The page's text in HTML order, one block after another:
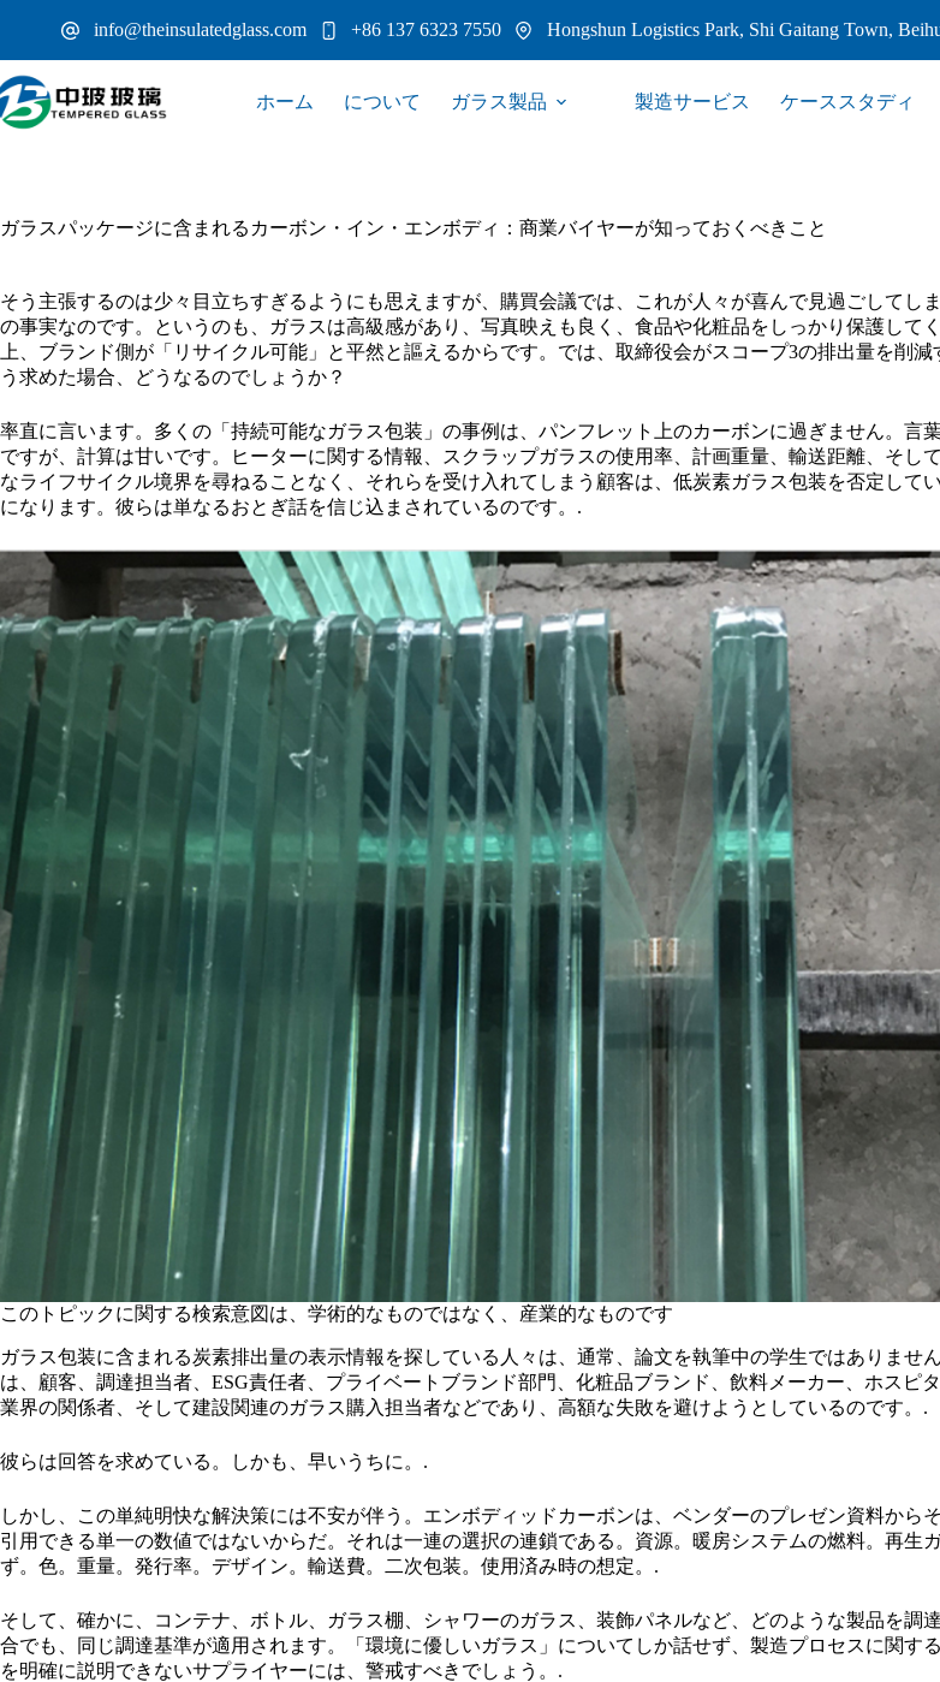
テ
ン
ツ
プ
info@theinsulatedglass.com +86 137 6323 7550 Hongshun Logistics Park, Shi Gaitang Town,
ホーム について ガラス製品 製造サービス ケーススタディ
ガラスパッケージに含まれるカーボン・イン・エンボディ：商業バイヤーが知っておくべきこと
そう主張するのは少々目立ちすぎるようにも思えますが、購買会議では、これが人々が喜んで見過ごしてし
の事実なのです。というのも、ガラスは高級感があり、写真映えも良く、食品や化粧品をしっかり保護して
上、ブランド側が「リサイクル可能」と平然と謳えるからです。では、取締役会がスコープ3の排出量を削減
う求めた場合、どうなるのでしょうか？
率直に言います。多くの「持続可能なガラス包装」の事例は、パンフレット上のカーボンに過ぎません。言
ですが、計算は甘いです。ヒーターに関する情報、スクラップガラスの使用率、計画重量、輸送距離、そし
なライフサイクル境界を尋ねることなく、それらを受け入れてしまう顧客は、低炭素ガラス包装を否定して
になります。彼らは単なるおとぎ話を信じ込まされているのです。.
このトピックに関する検索意図は、学術的なものではなく、産業的なものです
ガラス包装に含まれる炭素排出量の表示情報を探している人々は、通常、論文を執筆中の学生ではありませ
は、顧客、調達担当者、ESG責任者、プライベートブランド部門、化粧品ブランド、飲料メーカー、ホスピ
業界の関係者、そして建設関連のガラス購入担当者などであり、高額な失敗を避けようとしているのです。.
彼らは回答を求めている。しかも、早いうちに。.
しかし、この単純明快な解決策には不安が伴う。エンボディッドカーボンは、ベンダーのプレゼン資料から
引用できる単一の数値ではないからだ。それは一連の選択の連鎖である。資源。暖房システムの燃料。再生ガ
ず。色。重量。発行率。デザイン。輸送費。二次包装。使用済み時の想定。.
そして、確かに、コンテナ、ボトル、ガラス棚、シャワーのガラス、装飾パネルなど、どのような製品を調
合でも、同じ調達基準が適用されます。「環境に優しいガラス」についてしか話せず、製造プロセスに関す
を明確に説明できないサプライヤーには、警戒すべきでしょう。.